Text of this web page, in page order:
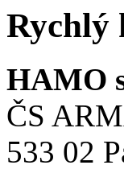
Rychlý
HAMO
ČS
533 02